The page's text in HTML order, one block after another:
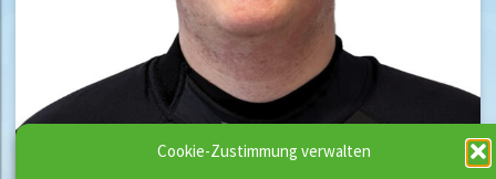
Cookie-Zustimmung verwalten